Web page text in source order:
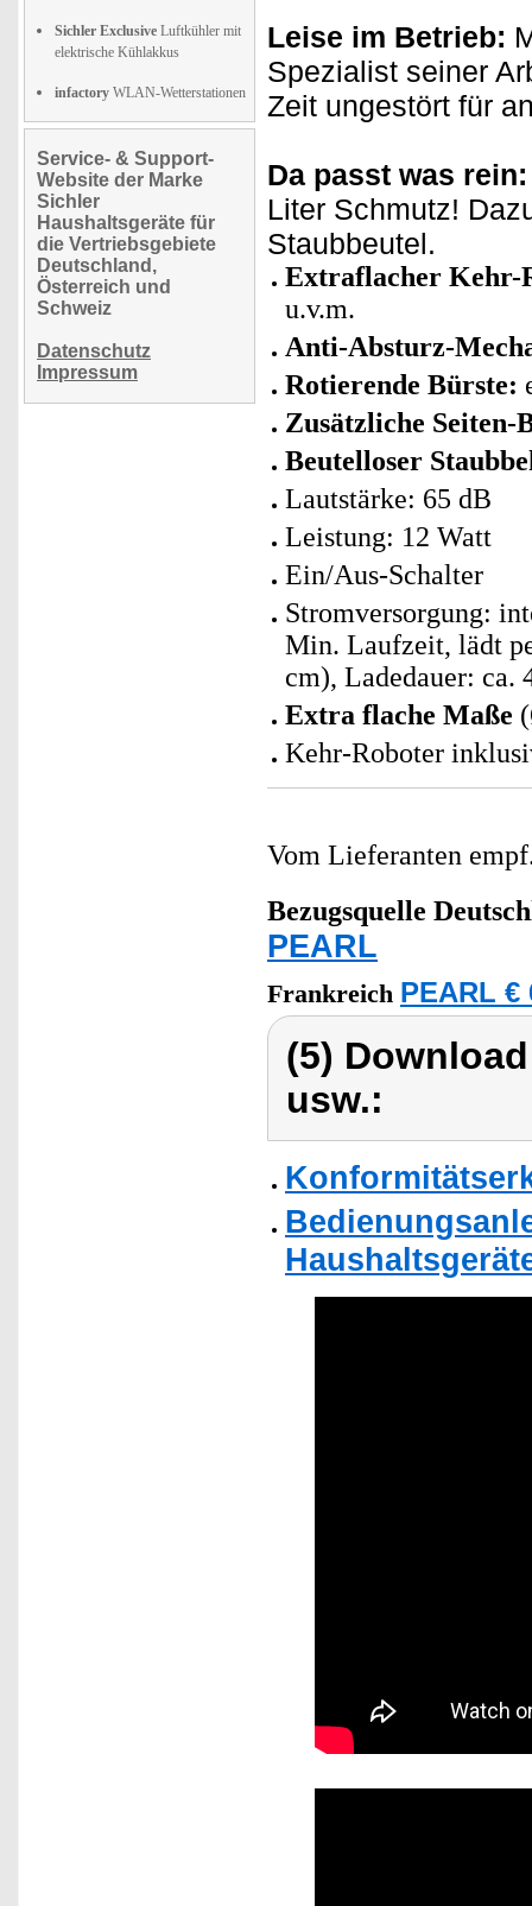
Sichler Exclusive Luftkühler mit
elektrische Kühlakkus
infactory WLAN-Wetterstationen
Service- & Support-
Website der Marke
Sichler
Haushaltsgeräte für
die Vertriebsgebiete
Deutschland,
Österreich und
Schweiz
Datenschutz
Impressum
Leise im Betrieb:
Spezialist seiner
Zeit ungestört für
Da passt was rein:
Liter Schmutz!
Staubbeutel.
Extraflacher Kehr-
u.v.m.
Anti-Absturz-
Rotierende Bürste:
Zusätzliche
Beutelloser
Lautstärke: 65 dB
Leistung: 12 Watt
Ein/Aus-Schalter
Stromversorgung:
Min. Laufzeit, lädt
cm), Ladedauer: ca.
Extra flache Maße
Kehr-Roboter
Vom Lieferanten
Bezugsquelle
PEARL
Frankreich PEARL €
(5)
usw.: